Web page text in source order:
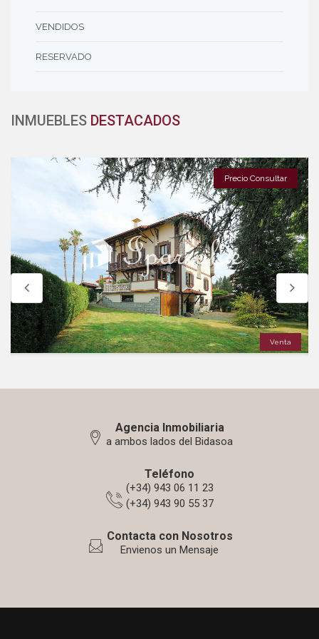
VENDIDOS
RESERVADO
INMUEBLES DESTACADOS
Venta
Agencia Inmobiliaria
a ambos lados del Bidasoa
Teléfono
(+34) 943 06 11 23
(+34) 943 90 55 37
Contacta con Nosotros
Envienos un Mensaje